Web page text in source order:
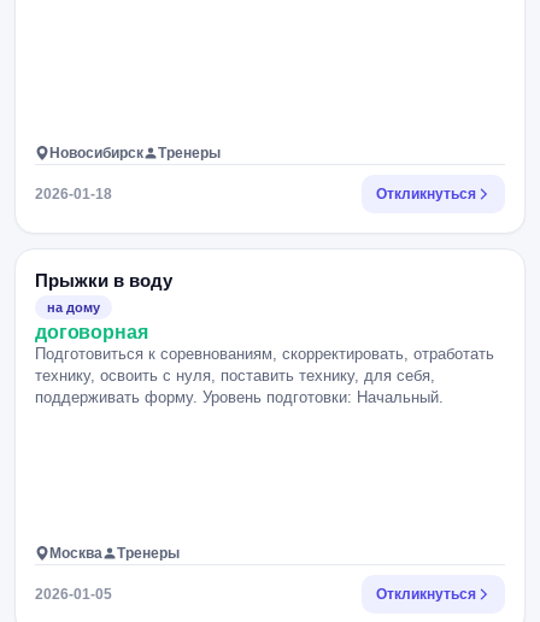
Новосибирск Тренеры
2026-01-18 Откликнуться
Прыжки в воду
на дому
договорная
Подготовиться к соревнованиям, скорректировать, отработать
технику, освоить с нуля, поставить технику, для себя,
поддерживать форму. Уровень подготовки: Начальный.
Москва Тренеры
2026-01-05 Откликнуться